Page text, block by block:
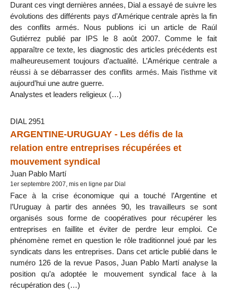
Durant ces vingt dernières années, Dial a essayé de suivre les
évolutions des différents pays d’Amérique centrale après la fin
des conflits armés. Nous publions ici un article de Raúl
Gutiérrez publié par IPS le 8 août 2007. Comme le fait
apparaître ce texte, les diagnostic des articles précédents est
malheureusement toujours d’actualité. L’Amérique centrale a
réussi à se débarrasser des conflits armés. Mais l’isthme vit
aujourd’hui une autre guerre.
Analystes et leaders religieux (…)
DIAL 2951
ARGENTINE-URUGUAY - Les défis de la
relation entre entreprises récupérées et
mouvement syndical
Juan Pablo Martí
1er septembre 2007, mis en ligne par Dial
Face à la crise économique qui a touché l’Argentine et
l’Uruguay à partir des années 90, les travailleurs se sont
organisés sous forme de coopératives pour récupérer les
entreprises en faillite et éviter de perdre leur emploi. Ce
phénomène remet en question le rôle traditionnel joué par les
syndicats dans les entreprises. Dans cet article publié dans le
numéro 126 de la revue Pasos, Juan Pablo Martí analyse la
position qu’a adoptée le mouvement syndical face à la
récupération des (…)